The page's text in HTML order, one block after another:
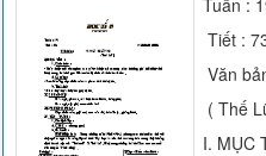
Tuần :
Tiết :
Văn
( Thế
I. MỤC